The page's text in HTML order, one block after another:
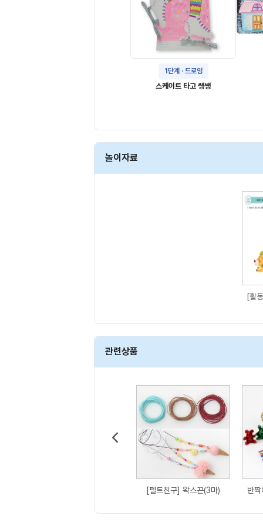
1단계 · 드로잉
스케이트 타고 쌩쌩
놀이자료
관련상품
[펠트친구] 왁스끈(3마) 반